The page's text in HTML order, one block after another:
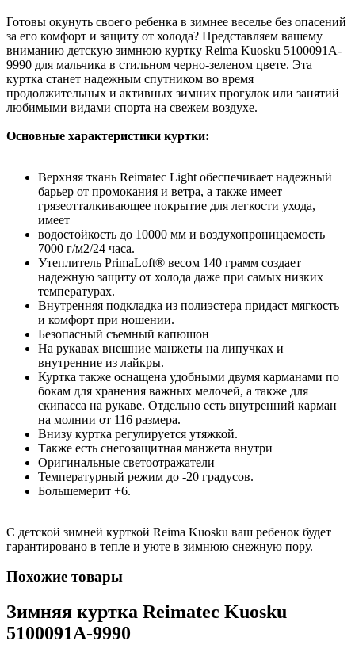
Готовы окунуть своего ребенка в зимнее веселье без опасений
за его комфорт и защиту от холода? Представляем вашему
вниманию детскую зимнюю куртку Reima Kuosku 5100091A-
9990 для мальчика в стильном черно-зеленом цвете. Эта
куртка станет надежным спутником во время
продолжительных и активных зимних прогулок или занятий
любимыми видами спорта на свежем воздухе.
Основные характеристики куртки:
Верхняя ткань Reimatec Light обеспечивает надежный
барьер от промокания и ветра, а также имеет
грязеотталкивающее покрытие для легкости ухода,
имеет
водостойкость до 10000 мм и воздухопроницаемость
7000 г/м2/24 часа.
Утеплитель PrimaLoft® весом 140 грамм создает
надежную защиту от холода даже при самых низких
температурах.
Внутренняя подкладка из полиэстера придаст мягкость
и комфорт при ношении.
Безопасный съемный капюшон
На рукавах внешние манжеты на липучках и
внутренние из лайкры.
Куртка также оснащена удобными двумя карманами по
бокам для хранения важных мелочей, а также для
скипасса на рукаве. Отдельно есть внутренний карман
на молнии от 116 размера.
Внизу куртка регулируется утяжкой.
Также есть снегозащитная манжета внутри
Оригинальные светоотражатели
Температурный режим до -20 градусов.
Большемерит +6.
С детской зимней курткой Reima Kuosku ваш ребенок будет
гарантировано в тепле и уюте в зимнюю снежную пору.
Похожие товары
Зимняя куртка Reimatec Kuosku
5100091A-9990